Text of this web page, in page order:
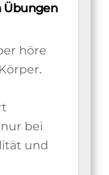
Übungen
höre
bei
und